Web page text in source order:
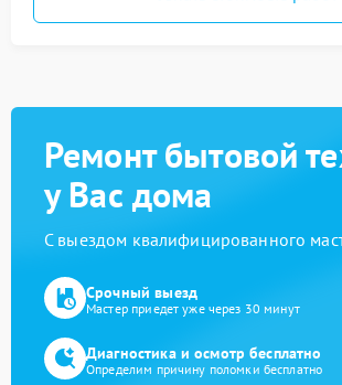
Ремонт бытовой
у Вас дома
С выездом квалифицированного
Срочный выезд
Мастер приедет уже через 30 минут
Диагностика и осмотр бесплатно
Определим причину поломки бесплатно